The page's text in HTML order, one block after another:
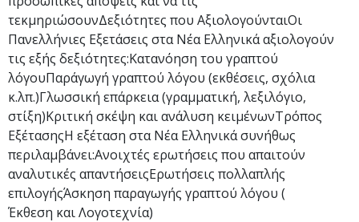
τεκμηριώσουνΔεξιότητες που ΑξιολογούνταιΟι
Πανελλήνιες Εξετάσεις στα Νέα Ελληνικά αξιολογούν
τις εξής δεξιότητες:Κατανόηση του γραπτού
λόγουΠαράγωγή γραπτού λόγου (εκθέσεις, σχόλια
κ.λπ.)Γλωσσική επάρκεια (γραμματική, λεξιλόγιο,
στίξη)Κριτική σκέψη και ανάλυση κειμένωνΤρόπος
ΕξέτασηςΗ εξέταση στα Νέα Ελληνικά συνήθως
περιλαμβάνει:Ανοιχτές ερωτήσεις που απαιτούν
αναλυτικές απαντήσειςΕρωτήσεις πολλαπλής
επιλογήςΆσκηση παραγωγής γραπτού λόγου (
Έκθεση και Λογοτεχνία)